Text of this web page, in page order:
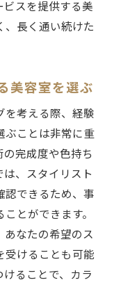
ビスを提供する美
、長く通い続けた
美容室を選ぶ
を考える際、経験
ぶことは非常に重
完成度や色持ち
、スタイリスト
認できるため、事
とができます。
あなたの希望のス
受けることも可能
ることで、カラ